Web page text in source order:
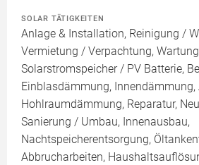
SOLAR TÄTIGKEITEN
Anlage & Installation, Reinigung /
Vermietung / Verpachtung,
Solarstromspeicher / PV Batterie,
Einblasdämmung,
Hohlraumdämmung, Reparatur,
Sanierung / Umbau, Innenausbau,
Nachtspeicherentsorgung,
Abbrucharbeiten,